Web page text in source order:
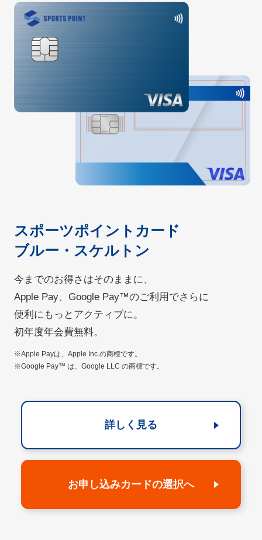
スポーツポイントカード
ブルー・スケルトン
今までのお得さはそのままに、
Apple Pay、Google Pay™のご利用でさらに
便利にもっとアクティブに。
初年度年会費無料。
※Apple Payは、Apple Inc.の商標です。
※Google Pay™ は、Google LLC の商標です。
詳しく見る
お申し込みカードの選択へ